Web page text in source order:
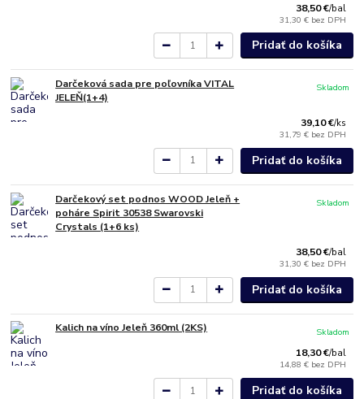
38,50 €/bal
31,30 € bez DPH
Pridať do košíka
Darčeková sada pre poľovníka VITAL
JELEŇ(1+4)
39,10 €/ks
31,79 € bez DPH
Skladom
Pridať do košíka
Darčekový set podnos WOOD Jeleň +
poháre Spirit 30538 Swarovski
Crystals (1+6 ks)
38,50 €/bal
31,30 € bez DPH
Skladom
Pridať do košíka
Kalich na víno Jeleň 360ml (2KS)
18,30 €/bal
14,88 € bez DPH
Skladom
Pridať do košíka